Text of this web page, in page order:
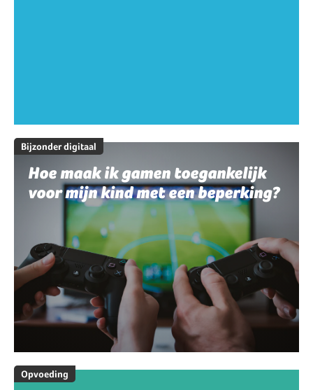
Bijzonder digitaal
Hoe maak ik gamen toegankelijk
voor mijn kind met een beperking?
Opvoeding